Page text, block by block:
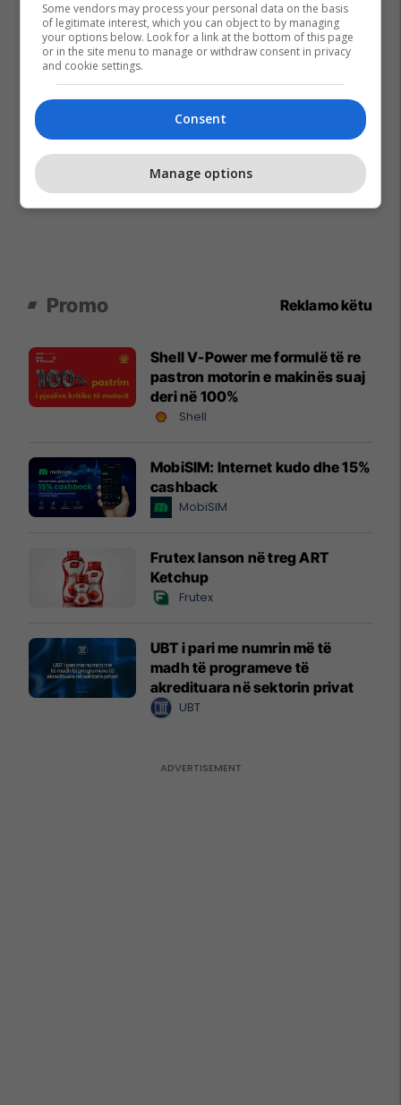
Promo Reklamo këtu
Shell V-Power me formulë të re
pastron motorin e makinës suaj
deri në 100%
Shell
MobiSIM: Internet kudo dhe 15%
cashback
MobiSIM
Frutex lanson në treg ART
Ketchup
Frutex
UBT i pari me numrin më të
madh të programeve të
akredituara në sektorin privat
UBT
Some vendors may process your personal data on the basis
of legitimate interest, which you can object to by managing
your options below. Look for a link at the bottom of this page
or in the site menu to manage or withdraw consent in privacy
and cookie settings.
Consent
Manage options